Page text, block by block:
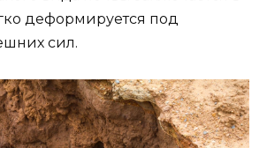
деформируется под
сил.